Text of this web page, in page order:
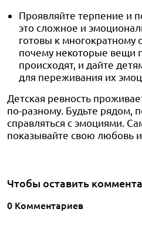
Проявляйте терпение и
это сложное и
готовы к многократному
почему некоторые вещи
происходят, и дайте
для переживания их
Детская ревность
по-разному. Будьте рядом,
справляться с эмоциями.
показывайте свою любовь
Чтобы оставить
0 Комментариев